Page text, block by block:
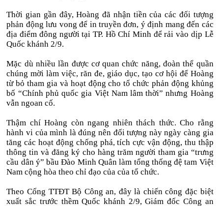
Thời gian gần đây, Hoàng đã nhận tiền của các đối tượng
phản động lưu vong để in truyền đơn, ý định mang đến các
địa điểm đông người tại TP. Hồ Chí Minh để rải vào dịp Lễ
Quốc khánh 2/9.
Mặc dù nhiều lần được cơ quan chức năng, đoàn thể quần
chúng mời làm việc, răn đe, giáo dục, tạo cơ hội để Hoàng
từ bỏ tham gia và hoạt động cho tổ chức phản động khủng
bố “Chính phủ quốc gia Việt Nam lâm thời” nhưng Hoàng
vẫn ngoan cố.
Thậm chí Hoàng còn ngang nhiên thách thức. Cho rằng
hành vi của mình là đúng nên đối tượng này ngày càng gia
tăng các hoạt động chống phá, tích cực vận động, thu thập
thông tin và đăng ký cho hàng trăm người tham gia “trưng
cầu dân ý” bầu Đào Minh Quân làm tổng thống đệ tam Việt
Nam cộng hòa theo chỉ đạo của của tổ chức.
Theo Cổng TTĐT Bộ Công an, đây là chiến công đặc biệt
xuất sắc trước thềm Quốc khánh 2/9, Giám đốc Công an